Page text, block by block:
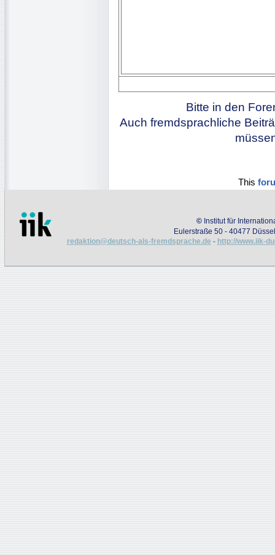
Bitte in den
Auch fremdsprachliche
This
© Institut für
Eulerstraße 50 - 40477
redaktion@deutsch-als-fremdsprache.de - http://www.iik-